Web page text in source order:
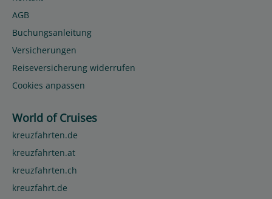
AGB
Buchungsanleitung
Versicherungen
Reiseversicherung widerrufen
Cookies anpassen
World of Cruises
kreuzfahrten.de
kreuzfahrten.at
kreuzfahrten.ch
kreuzfahrt.de